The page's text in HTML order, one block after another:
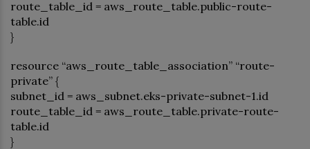
route_table_id = aws_route_table.public-route-
table.id
}
resource “aws_route_table_association” “route-
private” {
subnet_id = aws_subnet.eks-private-subnet-1.id
route_table_id = aws_route_table.private-route-
table.id
}